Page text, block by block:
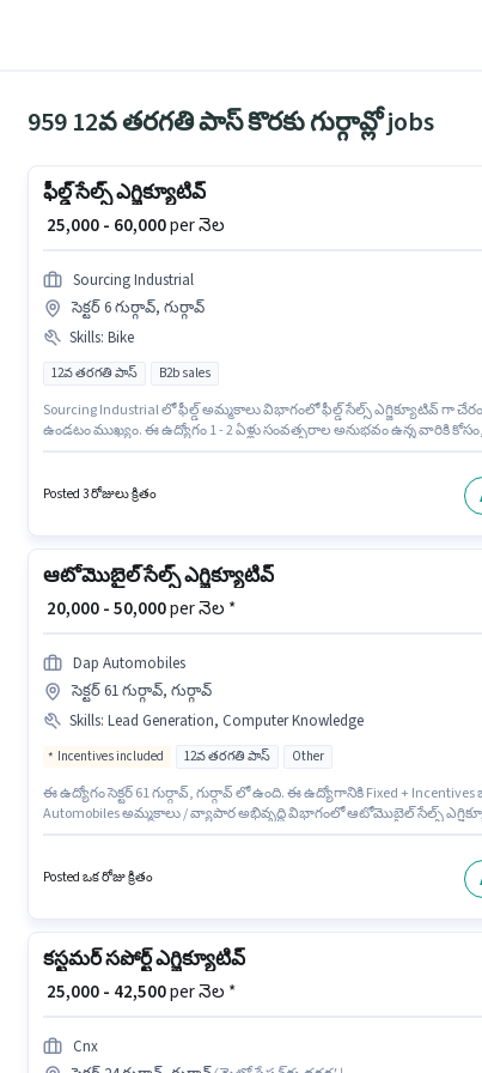
959 12వ తరగతి పాస్ కొరకు గుర్గావ్లో jobs
ఫీల్డ్ సేల్స్ ఎగ్జిక్యూటివ్
₹ 25,000 - 60,000per నెల
Sourcing Industrial
సెక్టర్ 6 గుర్గావ్, గుర్గావ్
Skills: Bike
12వ తరగతి పాస్ B2b sales
Sourcing Industrial లో ఫీల్డ్ అమ్మకాలు విభాగంలో ఫీల్డ్ సేల్స్ ఎగ్జిక్యూటివ్ గా
ఉండటం ముఖ్యం. ఈ ఉద్యోగం 1 - 2 ఏళ్లు సంవత్సరాల అనుభవం ఉన్న వారికి కోసం,
Posted 3 రోజులు క్రితం
ఆటోమొబైల్ సేల్స్ ఎగ్జిక్యూటివ్
₹ 20,000 - 50,000per నెల *
Dap Automobiles
సెక్టర్ 61 గుర్గావ్, గుర్గావ్
Skills: Lead Generation, Computer Knowledge
Incentives included 12వ తరగతి పాస్ Other
ఈ ఉద్యోగం సెక్టర్ 61 గుర్గావ్, గుర్గావ్ లో ఉంది. ఈ ఉద్యోగానికి Fixed +
Automobiles అమ్మకాలు / వ్యాపార అభివృద్ధి విభాగంలో ఆటోమొబైల్ సేల్స్
ఈ ఉద్యోగం 1 - 3 ఏళ్లు సంవత్సరాల అనుభవం ఉన్న వారికి కోసం అనుకూలంగా
Posted ఒక రోజు క్రితం
కస్టమర్ సపోర్ట్ ఎగ్జిక్యూటివ్
₹ 25,000 - 42,500per నెల *
Cnx